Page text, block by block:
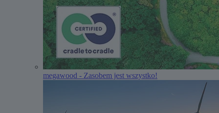
megawood - Zasobem jest wszystko!